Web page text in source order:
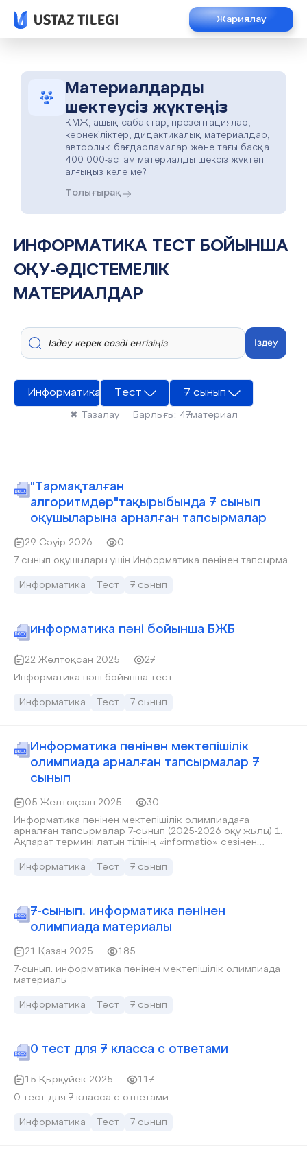
Жариялау
Материалдарды
шектеусіз жүктеңіз
ҚМЖ, ашық сабақтар, презентациялар,
көрнекіліктер, дидактикалық материалдар,
авторлық бағдарламалар және тағы басқа
400 000-астам материалды шексіз жүктеп
алғыңыз келе ме?
Толығырақ
ИНФОРМАТИКА ТЕСТ БОЙЫНША
ОҚУ-ӘДІСТЕМЕЛІК
МАТЕРИАЛДАР
Іздеу
Информатика Тест 7 сынып
✖ Тазалау Барлығы: 47материал
"Тармақталған
алгоритмдер"тақырыбында 7 сынып
оқушыларына арналған тапсырмалар
29 Сәуір 2026
0
7 сынып оқушылары үшін Информатика пәнінен тапсырма
Информатика Тест 7 сынып
информатика пәні бойынша БЖБ
22 Желтоқсан 2025
27
Информатика пәні бойынша тест
Информатика Тест 7 сынып
Информатика пәнінен мектепішілік
олимпиада арналған тапсырмалар 7
сынып
05 Желтоқсан 2025
30
Информатика пәнінен мектепішілік олимпиадаға
арналған тапсырмалар 7-сынып (2025-2026 оқу жылы) 1.
Ақпарат термині латын тілінің «informatio» сөзінен
түсіндіру, мәлімет B. есептеу, мәлімдеу C. орындау, өңдеу
белгілі бір алфавит арқылы құпиялап жазу – бұл.... A.
модульдеу B. объектілеу C. кодтау D. орындау, өңдеу E.
есептеу
Информатика Тест 7 сынып
7-сынып. информатика пәнінен
олимпиада материалы
21 Қазан 2025
185
7-сынып. информатика пәнінен мектепішілік олимпиада
материалы
Информатика Тест 7 сынып
0 тест для 7 класса с ответами
15 Қырқүйек 2025
117
0 тест для 7 класса с ответами
Информатика Тест 7 сынып